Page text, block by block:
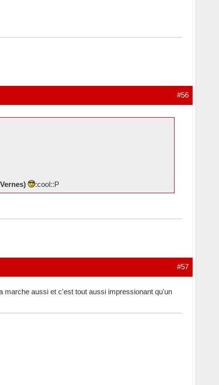
#56
:cool::P
#57
marche aussi et c'est tout aussi impressionant qu'un